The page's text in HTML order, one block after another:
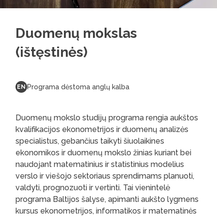
Duomenų mokslas
(ištęstinės)
EN Programa dėstoma anglų kalba
Duomenų mokslo studijų programa rengia aukštos
kvalifikacijos ekonometrijos ir duomenų analizės
specialistus, gebančius taikyti šiuolaikines
ekonomikos ir duomenų mokslo žinias kuriant bei
naudojant matematinius ir statistinius modelius
verslo ir viešojo sektoriaus sprendimams planuoti,
valdyti, prognozuoti ir vertinti. Tai vienintelė
programa Baltijos šalyse, apimanti aukšto lygmens
kursus ekonometrijos, informatikos ir matematinės